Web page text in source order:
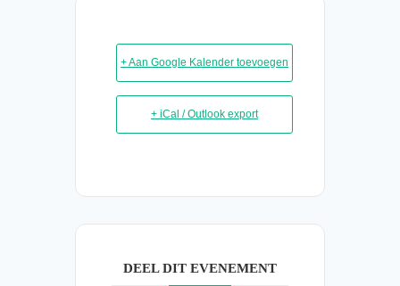
+ Aan Google Kalender toevoegen
+ iCal / Outlook export
DEEL DIT EVENEMENT